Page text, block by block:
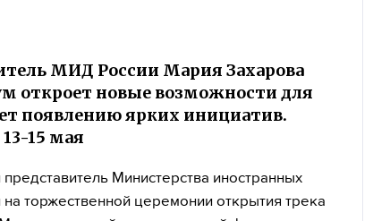
МИД России Мария Захарова
откроет новые возможности для
появлению ярких инициатив.
15 мая
Министерства иностранных
торжественной церемонии открытия трека